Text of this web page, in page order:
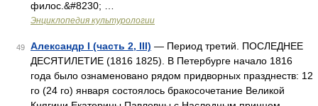
филос.&#8230; …
Энциклопедия культурологии
49 Александр I (часть 2, III) — Период третий. ПОСЛЕДНЕЕ
ДЕСЯТИЛЕТИЕ (1816 1825). В Петербурге начало 1816
года было ознаменовано рядом придворных празднеств: 12
го (24 го) января состоялось бракосочетание Великой